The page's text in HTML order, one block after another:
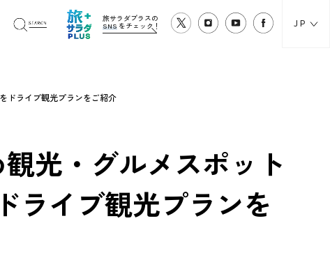
旅サラダプラスの
SNS をチェック！ JP
ドライブ観光プランをご紹介
光・グルメスポット
ライブ観光プランを